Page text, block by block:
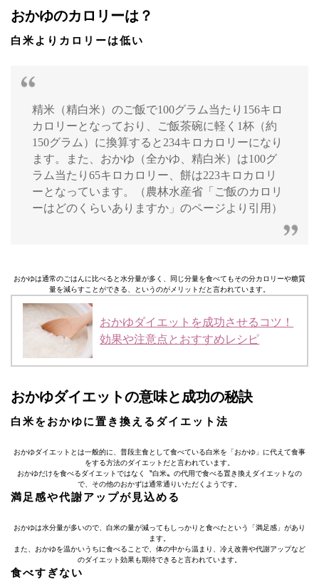
おかゆのカロリーは？
白米よりカロリーは低い
精米（精白米）のご飯で100グラム当たり156キロ
カロリーとなっており、ご飯茶碗に軽く1杯（約
150グラム）に換算すると234キロカロリーになり
ます。また、おかゆ（全かゆ、精白米）は100グ
ラム当たり65キロカロリー、餅は223キロカロリ
ーとなっています。（農林水産省「ご飯のカロリ
ーはどのくらいありますか」のページより引用）
おかゆは通常のごはんに比べると水分量が多く、同じ分量を食べてもその分カロリーや糖質
量を減らすことができる、というのがメリットだと言われています。
おかゆダイエットを成功させるコツ！
効果や注意点とおすすめレシピ
おかゆダイエットの意味と成功の秘訣
白米をおかゆに置き換えるダイエット法
おかゆダイエットとは一般的に、普段主食として食べている白米を「おかゆ」に代えて食事
をする方法のダイエットだと言われています。
おかゆだけを食べるダイエットではなく〝白米〟の代用で食べる置き換えダイエットなの
で、その他のおかずは通常通りいただくようです。
満足感や代謝アップが見込める
おかゆは水分量が多いので、白米の量が減ってもしっかりと食べたという「満足感」があり
ます。
また、おかゆを温かいうちに食べることで、体の中から温まり、冷え改善や代謝アップなど
のダイエット効果も期待できると言われています。
食べすぎない